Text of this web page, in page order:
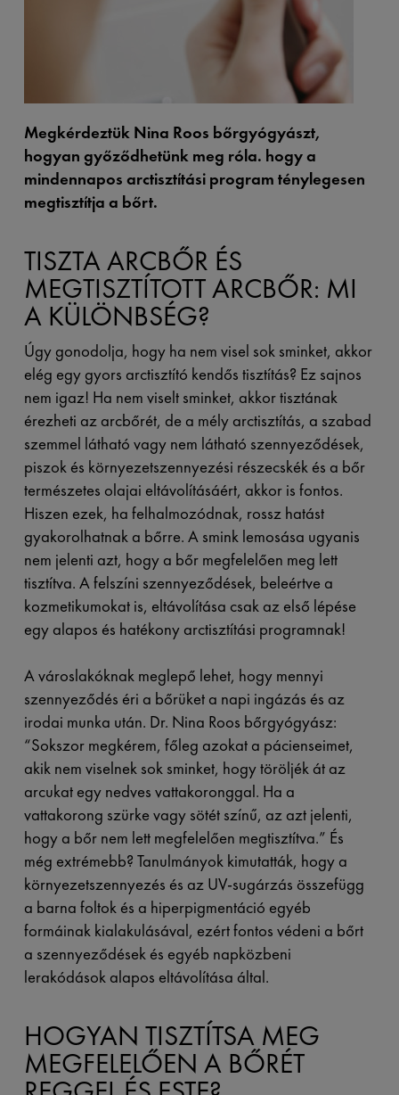
Megkérdeztük Nina Roos bőrgyógyászt,
hogyan győződhetünk meg róla. hogy a
mindennapos arctisztítási program ténylegesen
megtisztítja a bőrt.
TISZTA ARCBŐR ÉS
MEGTISZTÍTOTT ARCBŐR: MI
A KÜLÖNBSÉG?
Úgy gonodolja, hogy ha nem visel sok sminket, akkor
elég egy gyors arctisztító kendős tisztítás? Ez sajnos
nem igaz! Ha nem viselt sminket, akkor tisztának
érezheti az arcbőrét, de a mély arctisztítás, a szabad
szemmel látható vagy nem látható szennyeződések,
piszok és környezetszennyezési részecskék és a bőr
természetes olajai eltávolításáért, akkor is fontos.
Hiszen ezek, ha felhalmozódnak, rossz hatást
gyakorolhatnak a bőrre. A smink lemosása ugyanis
nem jelenti azt, hogy a bőr megfelelően meg lett
tisztítva. A felszíni szennyeződések, beleértve a
kozmetikumokat is, eltávolítása csak az első lépése
egy alapos és hatékony arctisztítási programnak!
A városlakóknak meglepő lehet, hogy mennyi
szennyeződés éri a bőrüket a napi ingázás és az
irodai munka után. Dr. Nina Roos bőrgyógyász:
“Sokszor megkérem, főleg azokat a pácienseimet,
akik nem viselnek sok sminket, hogy töröljék át az
arcukat egy nedves vattakoronggal. Ha a
vattakorong szürke vagy sötét színű, az azt jelenti,
hogy a bőr nem lett megfelelően megtisztítva.” És
még extrémebb? Tanulmányok kimutatták, hogy a
környezetszennyezés és az UV-sugárzás összefügg
a barna foltok és a hiperpigmentáció egyéb
formáinak kialakulásával, ezért fontos védeni a bőrt
a szennyeződések és egyéb napközbeni
lerakódások alapos eltávolítása által.
HOGYAN TISZTÍTSA MEG
MEGFELELŐEN A BŐRÉT